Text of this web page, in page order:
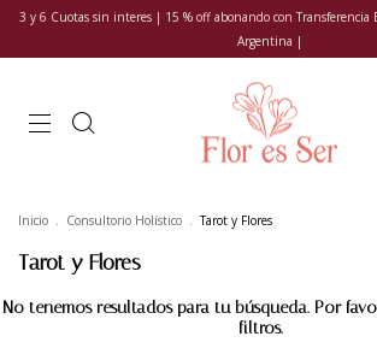
3 y 6 Cuotas sin interes | 15 % off abonando con Transferencia
Argentina |
Inicio . Consultorio Holístico . Tarot y Flores
Tarot y Flores
No tenemos resultados para tu búsqueda. Por
filtros.